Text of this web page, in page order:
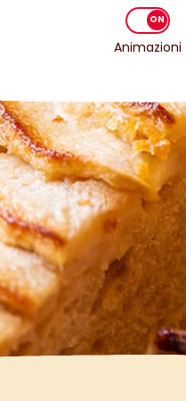
Animazioni